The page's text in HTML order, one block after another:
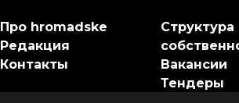
Про hromadske
Редакция
Контакты
Структура
Вакансии
Тендеры